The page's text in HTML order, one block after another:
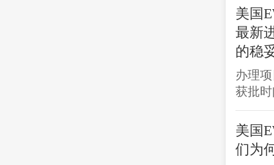
美国
最新
的稳
办理
获批时
美国
们为